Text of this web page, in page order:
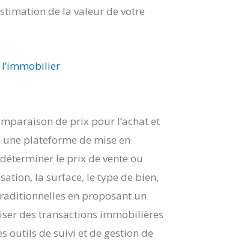
de la valeur de votre
l’immobilier
de prix pour l’achat et
plateforme de mise en
le prix de vente ou
la surface, le type de bien,
en proposant un
des transactions immobilières
outils de suivi et de gestion de